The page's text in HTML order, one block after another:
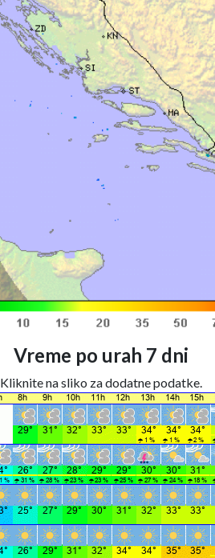
Vreme po urah 7 dni
Kliknite na sliko za dodatne podatke.